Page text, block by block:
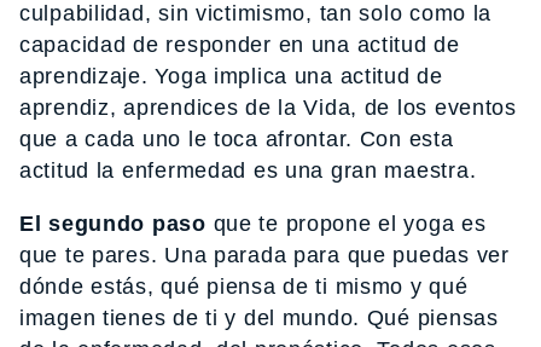
culpabilidad, sin victimismo, tan solo como la
capacidad de responder en una actitud de
aprendizaje. Yoga implica una actitud de
aprendiz, aprendices de la Vida, de los eventos
que a cada uno le toca afrontar. Con esta
actitud la enfermedad es una gran maestra.
El segundo paso que te propone el yoga es
que te pares. Una parada para que puedas ver
dónde estás, qué piensa de ti mismo y qué
imagen tienes de ti y del mundo. Qué piensas